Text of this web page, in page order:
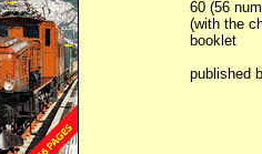
60 (56
(with the
booklet
published